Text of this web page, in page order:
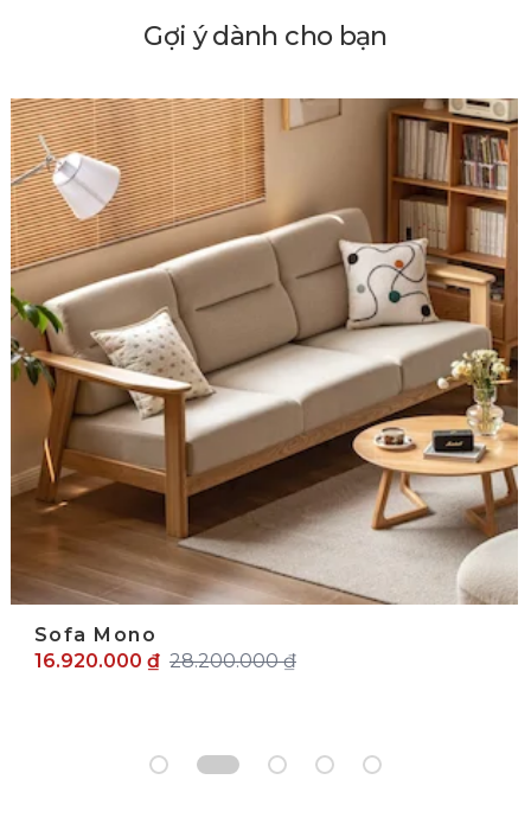
Gợi ý dành cho bạn
Sofa Mono
16.920.000 ₫ 28.200.000 ₫